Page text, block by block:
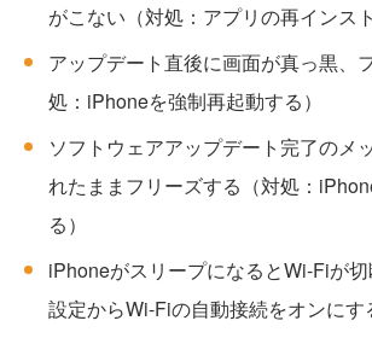
がこない（対処：アプリの再インス
アップデート直後に画面が真っ黒、
処：iPhoneを強制再起動する）
ソフトウェアアップデート完了のメ
れたままフリーズする（対処：
る）
iPhoneがスリープになるとWi-Fiが切
設定からWi-Fiの自動接続をオンにす